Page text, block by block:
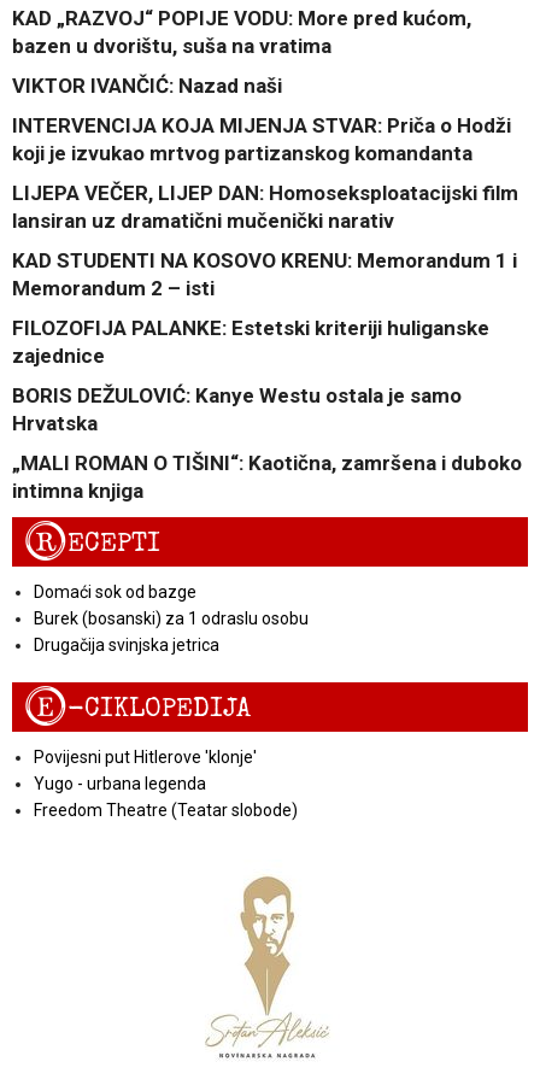
KAD „RAZVOJ“ POPIJE VODU: More pred kućom,
bazen u dvorištu, suša na vratima
VIKTOR IVANČIĆ: Nazad naši
INTERVENCIJA KOJA MIJENJA STVAR: Priča o Hodži
koji je izvukao mrtvog partizanskog komandanta
LIJEPA VEČER, LIJEP DAN: Homoseksploatacijski film
lansiran uz dramatični mučenički narativ
KAD STUDENTI NA KOSOVO KRENU: Memorandum 1 i
Memorandum 2 – isti
FILOZOFIJA PALANKE: Estetski kriteriji huliganske
zajednice
BORIS DEŽULOVIĆ: Kanye Westu ostala je samo
Hrvatska
„MALI ROMAN O TIŠINI“: Kaotična, zamršena i duboko
intimna knjiga
RECEPTI
Domaći sok od bazge
Burek (bosanski) za 1 odraslu osobu
Drugačija svinjska jetrica
E-CIKLOPEDIJA
Povijesni put Hitlerove 'klonje'
Yugo - urbana legenda
Freedom Theatre (Teatar slobode)